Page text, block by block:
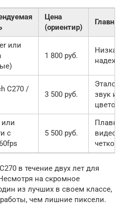
Цена
(ориентир)
или
1 800 руб.
Низкая
C270 /
3 500 руб.
звук и
или
с
5 500 руб.
видео,
в течение двух лет для
на скромное
из лучших в своем классе,
чем лишние пиксели.